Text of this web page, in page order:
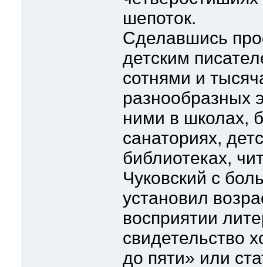
шепоток.
Сделавшись
детским
сотнями и
разнообразных
ними в школах,
санаториях,
библиотеках,
Чуковский с
установил
восприятии
свидетельство
до пяти» или